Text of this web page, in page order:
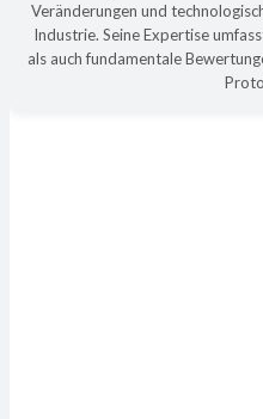
Veränderungen und
Industrie. Seine Expertise
als auch fundamentale